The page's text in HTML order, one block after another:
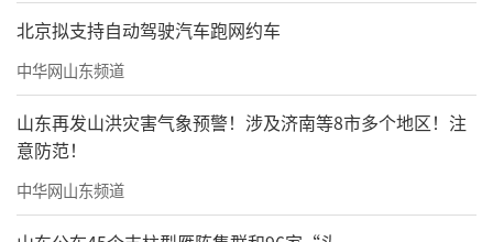
北京拟支持自动驾驶汽车跑网约车
中华网山东频道
山东再发山洪灾害气象预警！涉及济南等8市多个地区！注
意防范！
中华网山东频道